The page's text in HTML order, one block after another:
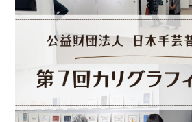
イベント ギャラリー
協会について